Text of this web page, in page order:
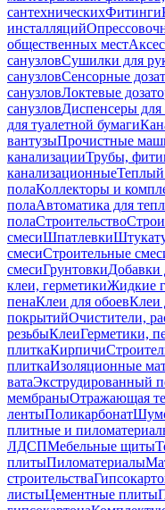
сантехническихФитинги
инсталляций
общественных мест
санузловСушилки для
санузловСенсорные
санузловЛоктевые
санузловДиспенсеры
для туалетной бумаги
вантузыПрочистные
канализацииТрубы,
канализационныеТеплый
полаКоллекторы и
полаАвтоматика для
полаСтроительство
смесиШпатлевки
смесиСтроительные
смесиГрунтовкиДобавки
клеи, герметикиЖидкие
пенаКлеи для обоевКлеи
покрытийОчистители,
резьбыКлеиГерметики,
плиткаКирпичи
плиткаИзоляционные
ватаЭкструдированный
мембраныОтражающая
лентыПоликарбонат
плитные и
ЛДСПМебельные щиты
плитыПиломатериалы
строительства
листыЦементные плиты